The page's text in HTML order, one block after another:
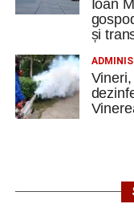
Ioan
și